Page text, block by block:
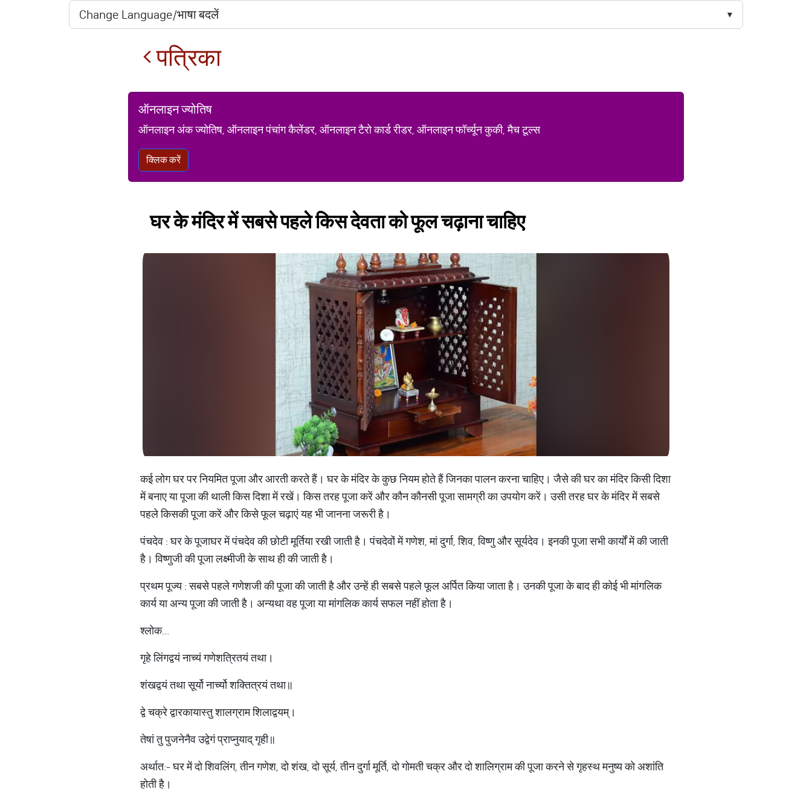
पत्रिका
ऑनलाइन ज्योतिष
ऑनलाइन अंक ज्योतिष, ऑनलाइन पंचांग कैलेंडर, ऑनलाइन टैरो कार्ड रीडर, ऑनलाइन फॉर्च्यून कुकी, मैच टूल्स
क्लिक करें
घर के मंदिर में सबसे पहले किस देवता को फूल चढ़ाना चाहिए
कई लोग घर पर नियमित पूजा और आरती करते हैं। घर के मंदिर के कुछ नियम होते हैं जिनका पालन करना चाहिए। जैसे की घर का मंदिर किसी दिशा
में बनाए या पूजा की थाली किस दिशा में रखें। किस तरह पूजा करें और कौन कौनसी पूजा सामग्री का उपयोग करें। उसी तरह घर के मंदिर में सबसे
पहले किसकी पूजा करें और किसे फूल चढ़ाएं यह भी जानना जरूरी है।
पंचदेव : घर के पूजाघर में पंचदेव की छोटी मूर्तिया रखी जाती है। पंचदेवों में गणेश, मां दुर्गा, शिव, विष्णु और सूर्यदेव। इनकी पूजा सभी कार्यों में की जाती
है। विष्णुजी की पूजा लक्ष्मीजी के साथ ही की जाती है।
प्रथम पूज्य : सबसे पहले गणेशजी की पूजा की जाती है और उन्हें ही सबसे पहले फूल अर्पित किया जाता है। उनकी पूजा के बाद ही कोई भी मांगलिक
कार्य या अन्य पूजा की जाती है। अन्यथा वह पूजा या मांगलिक कार्य सफल नहीं होता है।
श्लोक...
गृहे लिंगद्वयं नाच्यं गणेशत्रितयं तथा।
शंखद्वयं तथा सूर्यो नार्च्यो शक्तित्रयं तथा॥
द्वे चक्रे द्वारकायास्तु शालग्राम शिलाद्वयम्‌।
तेषां तु पुजनेनैव उद्वेगं प्राप्नुयाद् गृही॥
अर्थात:- घर में दो शिवलिंग, तीन गणेश, दो शंख, दो सूर्य, तीन दुर्गा मूर्ति, दो गोमती चक्र और दो शालिग्राम की पूजा करने से गृहस्थ मनुष्य को अशांति
होती है।